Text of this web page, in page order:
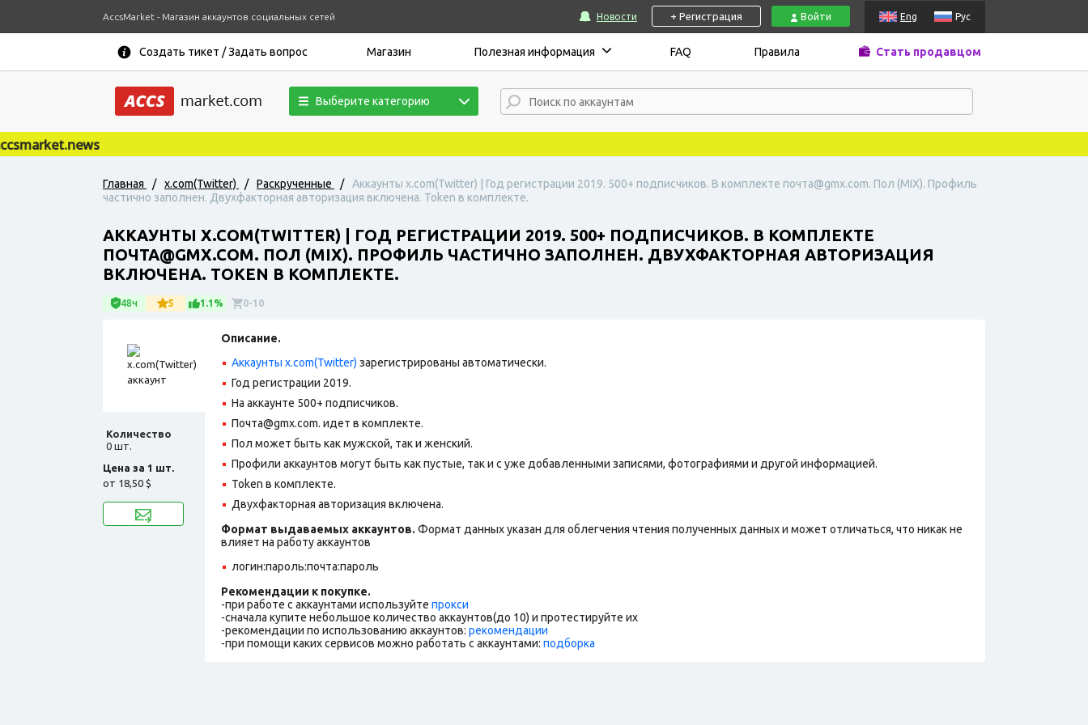
AccsMarket - Магазин аккаунтов социальных сетей Новости + Регистрация Войти Eng Рус
Создать тикет / Задать вопрос Магазин Полезная информация FAQ Правила Стать продавцом
Выберите категорию
Главная / x.com(Twitter) / Раскрученные /
Аккаунты x.com(Twitter) | Год регистрации 2019. 500+ подписчиков. В комплекте почта@gmx.com. Пол (MIX). Профиль
частично заполнен. Двухфакторная авторизация включена. Token в комплекте.
АККАУНТЫ X.COM(TWITTER) | ГОД РЕГИСТРАЦИИ 2019. 500+ ПОДПИСЧИКОВ. В КОМПЛЕКТЕ
ПОЧТА@GMX.COM. ПОЛ (MIX). ПРОФИЛЬ ЧАСТИЧНО ЗАПОЛНЕН. ДВУХФАКТОРНАЯ АВТОРИЗАЦИЯ
ВКЛЮЧЕНА. TOKEN В КОМПЛЕКТЕ.
48ч 5 1.1% 0-10
Количество
0 шт.
Цена за 1 шт.
от 18,50 $
Описание.
Аккаунты x.com(Twitter) зарегистрированы автоматически.
Год регистрации 2019.
На аккаунте 500+ подписчиков.
Почта@gmx.com. идет в комплекте.
Пол может быть как мужской, так и женский.
Профили аккаунтов могут быть как пустые, так и с уже добавленными записями, фотографиями и другой информацией.
Token в комплекте.
Двухфакторная авторизация включена.
Формат выдаваемых аккаунтов. Формат данных указан для облегчения чтения полученных данных и может отличаться, что никак не
влияет на работу аккаунтов
логин:пароль:почта:пароль
Рекомендации к покупке.
-при работе с аккаунтами используйте прокси
-сначала купите небольшое количество аккаунтов(до 10) и протестируйте их
-рекомендации по использованию аккаунтов: рекомендации
-при помощи каких сервисов можно работать с аккаунтами: подборка